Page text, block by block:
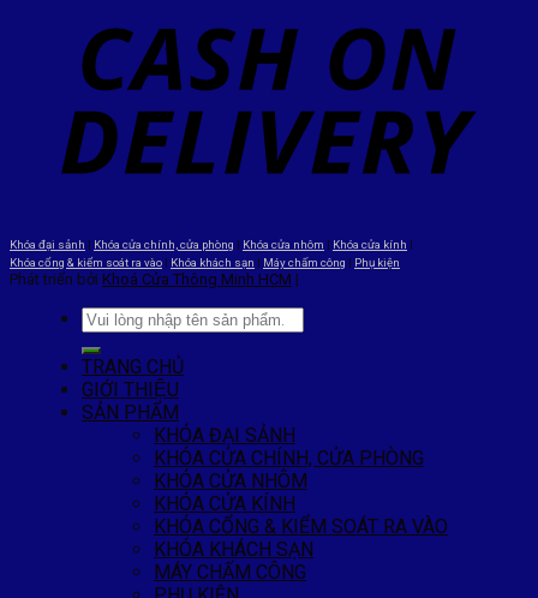
Khóa đại sảnh Khóa cửa chính, cửa phòng Khóa cửa nhôm Khóa cửa kính
Khóa cổng & kiểm soát ra vào
Khóa khách sạn Máy chấm công Phụ kiện
Phát triển bởi Khoá Cửa Thông Minh HCM |
TRANG CHỦ
GIỚI THIỆU
SẢN PHẨM
KHÓA ĐẠI SẢNH
KHÓA CỬA CHÍNH, CỬA PHÒNG
KHÓA CỬA NHÔM
KHÓA CỬA KÍNH
KHÓA CỔNG & KIỂM SOÁT RA VÀO
KHÓA KHÁCH SẠN
MÁY CHẤM CÔNG